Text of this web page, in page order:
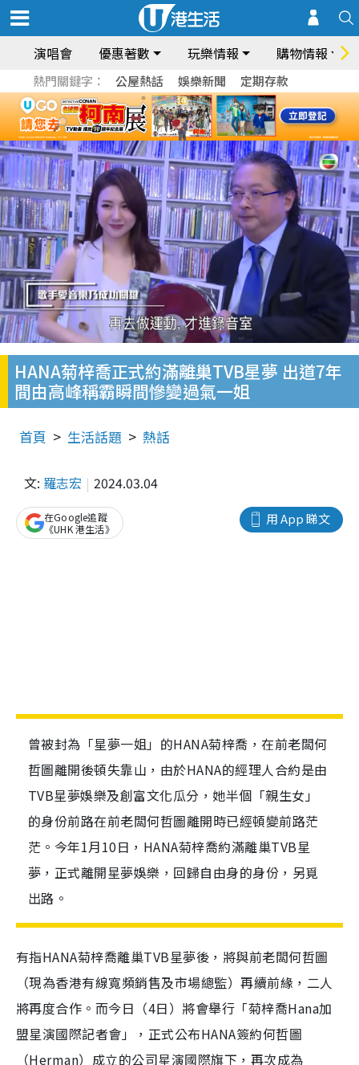
演唱會 優惠著數 玩樂情報 購物情報
熱門關鍵字： 公屋熱話 娛樂新聞 定期存款
HANA菊梓喬正式約滿離巢TVB星夢 出道7年
間由高峰稱霸瞬間慘變過氣一姐
首頁 生活話題 熱話
文: 羅志宏 2024.03.04
用 App 睇文
在Google追蹤
《UHK 港生活》
曾被封為「星夢一姐」的HANA菊梓喬，在前老闆何
哲圖離開後頓失靠山，由於HANA的經理人合約是由
TVB星夢娛樂及創富文化瓜分，她半個「親生女」
的身份前路在前老闆何哲圖離開時已經頓變前路茫
茫。今年1月10日，HANA菊梓喬約滿離巢TVB星
夢，正式離開星夢娛樂，回歸自由身的身份，另覓
出路。
有指HANA菊梓喬離巢TVB星夢後，將與前老闆何哲圖
（現為香港有線寬頻銷售及市場總監）再續前緣，二人
將再度合作。而今日（4日）將會舉行「菊梓喬Hana加
盟星演國際記者會」，正式公布HANA簽約何哲圖
（Herman）成立的公司星演國際旗下，再次成為